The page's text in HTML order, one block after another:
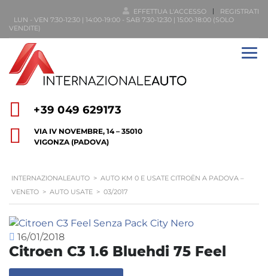
EFFETTUA L'ACCESSO
REGISTRATI
LUN - VEN 7:30-12:30 | 14:00-19:00 - SAB 7:30-12:30 | 15:00-18:00 (SOLO
VENDITE)
+39 049 629173
VIA IV NOVEMBRE, 14 – 35010
VIGONZA (PADOVA)
INTERNAZIONALEAUTO > AUTO KM 0 E USATE CITROËN A PADOVA –
VENETO > AUTO USATE > 03/2017
16/01/2018
Citroen C3 1.6 Bluehdi 75 Feel